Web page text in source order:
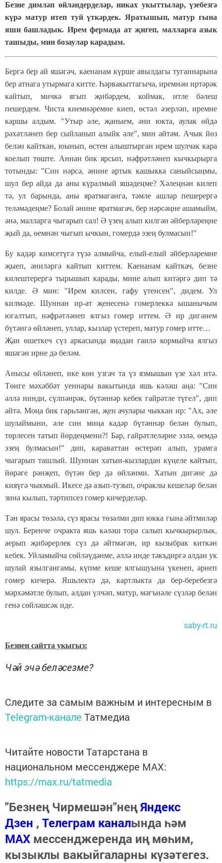
Безне димләп өйләндерделәр, никах укыттылар, үзебезгә
күрә матур итеп туй үткәрдек. Яратышып, матур гына
яши башладык. Ирем фермада ат җигеп, малларга азык
ташыды, мин бозаулар карадым.
Бергә бер ай яшәгәч, каенанам күрше авылдагы туганнарына
бер атнага утырмага китте. Һәрвакыттагыча, иремнән иртәрәк
кайтып, мичкә ягып җибәрдем, коймак, итле бәлеш
пешердем. Чиста киемнәремне киеп, өстәл әзерләп, иремне
каршы алдым. "Утыр әле, җаныем, әни юкта, аулак өйдә
рәхәтләнеп бер сыйланып алыйк әле", мин әйтәм. Ачык йөз
белән кайткан, юынып, өстен алыштырган ирем шулчак кара
коелып төште. Аннан бик ярсып, нәфрәтләнеп кычкырырга
тотынды: "Син нәрсә, әнине артык кашыкка саныйсыңмы,
шул бер айда да аны күралмый яшәдеңме? Хәлеңнән килеп
тә, ул барында, аны яратмаганга, тәмле ашлар пешерергә
теләмәдеңме? Болай әнине яратмагач, бер нәрсәңне ашамыйм,
әнә, малларга чыгарып сал! Ә үзең алып килгән әйберләреңне
җый да, өемнән чыгып ычкын, гомердә эзең булмасын!"
Бу кадәр кимсетүгә түзә алмыйча, елый-елый әйберләремне
җыеп, әниләргә кайтып киттем. Каенанам кайткач, безне
килештерергә тырышып карады, мине алып китәргә дип тә
килде. Ә мин: "Ирем килсен, гафу үтенсен", дидем. Ул
килмәде. Шуннан ир-ат җенесенә гомерлеккә ышанычым
югалтып, нәфрәтләнеп ялгыз гомер иттем. Ә ир дигәнем
бүтәнгә өйләнеп, уллар, кызлар үстереп, матур гомер итте…
Җан өшеткеч сүз аркасында яңадан гаилә кормыйча ялгыз
яшәгән ирне дә беләм.
Анысы өйләнеп, ике көн узгач та үз язмышын үзе хәл итә.
Төнге мәхәббәт уеннары вакытында яшь кәләш аңа: "Син
әллә нинди, сүлпәнрәк, бүтәннәр кебек гайрәтле түгел", дип
әйтә. Моңа бик гарьләнгән, җен ачулары чыккан ир: "Ах, әле
шулаймыни, әле син миңа кадәр бүтәннәр белән булып,
төрлесен татып йөрдеңмени?! Бар, гайрәтлеләрне эзлә, өемдә
эзең булмасын!" дип, караваттан өстерәп алып, урамга
чыгарып ташлый. Шуннан хатын-кызлардан күңеле кайтып,
йөрәге рәнҗеп, бүтән бер дә өйләнми. Хатын дигәне дә
кияүгә чыкмый. Икесе дә азып-тузып, очраклы кешеләр белән
зина кылып, тәртипсез гомер кичерделәр.
Тән ярасы төзәлә, сүз ярасы төзәлми дип юкка гына әйтмиләр
шул. Беренче очракта яшь кәләш тора салып кычкырырлык,
аерып җибәрерлек сүз дә әйтмәгән, ир кызыбрак киткән
кебек. Уйламыйча сөйләүдәнме, әллә инде тәкъдиргә алдан ук
шулай язылгангамы, күпме кеше ялгышуына үкенеп, әрнеп
гомер кичерә. Яшьлектә дә, картлыкта да бер-беребезгә
мәрхәмәтле булып, алдан үлчәп, матур, мәгънәле сүзләр белән
генә сөйләшсәк иде.
saby-rt.ru
Безнең сайтта укыгыз:
Чәй эчә беләсезме?
Следите за самым важным и интересным в
Telegram-канале Татмедиа
Читайте новости Татарстана в
национальном мессенджере MАХ:
https://max.ru/tatmedia
"Безнең Чирмешән"неңЯндекс
Дзен , Телеграм каналында һәм
МАХ мессенджеренда иң мөһим,
кызыклы вакыйгаларны күзәтегез.